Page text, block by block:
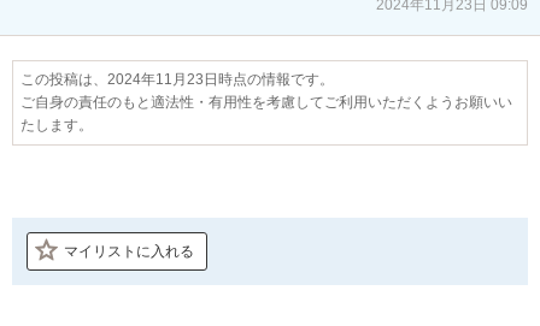
2024年11月23日 09:09
この投稿は、2024年11月23日時点の情報です。
ご自身の責任のもと適法性・有用性を考慮してご利用いただくようお願いい
たします。
マイリストに入れる